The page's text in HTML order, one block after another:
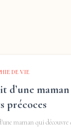
DE VIE
d’une
précoces
maman qui découvre